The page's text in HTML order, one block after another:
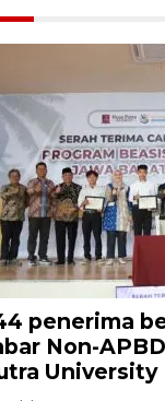
penerima
Non-
University